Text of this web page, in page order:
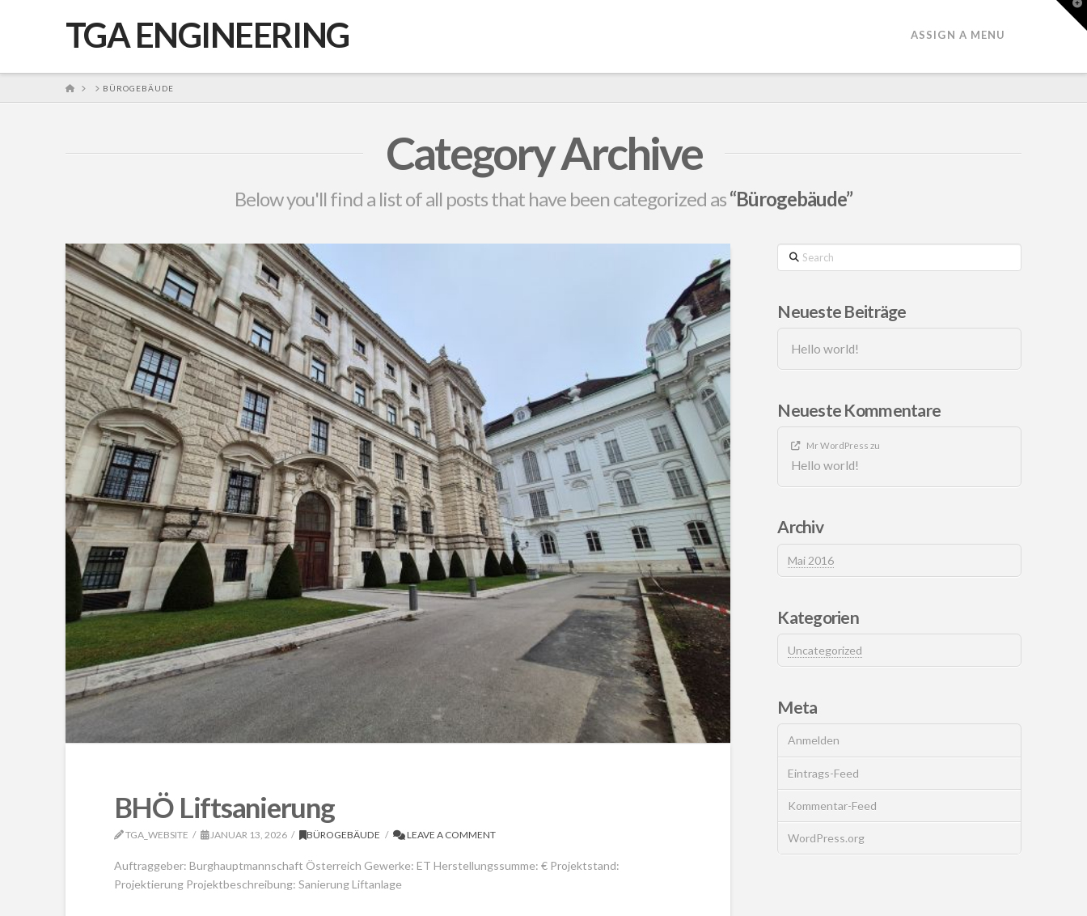
TGA ENGINEERING ASSIGN A MENU
HOME BÜROGEBÄUDE
Category Archive
Below you'll find a list of all posts that have been categorized as“Bürogebäude”
BHÖ Liftsanierung
TGA_WEBSITE JANUAR 13, 2026 BÜROGEBÄUDE LEAVE A COMMENT
Auftraggeber: Burghauptmannschaft Österreich Gewerke: ET Herstellungssumme: € Projektstand:
Projektierung Projektbeschreibung: Sanierung Liftanlage
Search
Neueste Beiträge
Hello world!
Neueste Kommentare
Mr WordPress zu
Hello world!
Archiv
Mai 2016
Kategorien
Uncategorized
Meta
Anmelden
Eintrags-Feed
Kommentar-Feed
WordPress.org